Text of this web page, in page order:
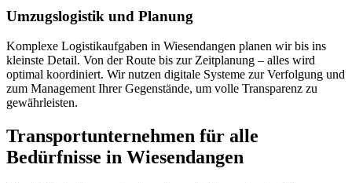
Umzugslogistik und Planung
Komplexe Logistikaufgaben in Wiesendangen planen wir bis ins
kleinste Detail. Von der Route bis zur Zeitplanung – alles wird
optimal koordiniert. Wir nutzen digitale Systeme zur Verfolgung und
zum Management Ihrer Gegenstände, um volle Transparenz zu
gewährleisten.
Transportunternehmen für alle
Bedürfnisse in Wiesendangen